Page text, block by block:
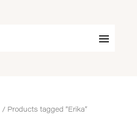
/ Products tagged “Erika”